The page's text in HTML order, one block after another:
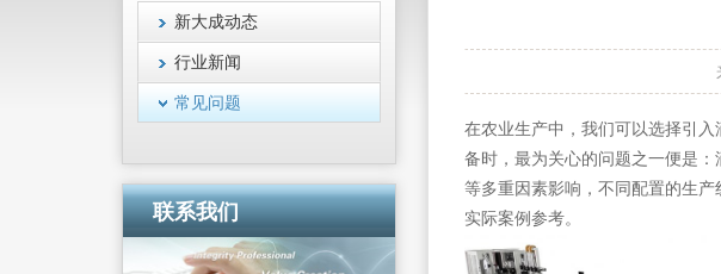
在农业生产中，我们可以选择引
备时，最为关心的问题之一便是
等多重因素影响，不同配置的生
实际案例参考。
新大成动态
行业新闻
常见问题
联系我们